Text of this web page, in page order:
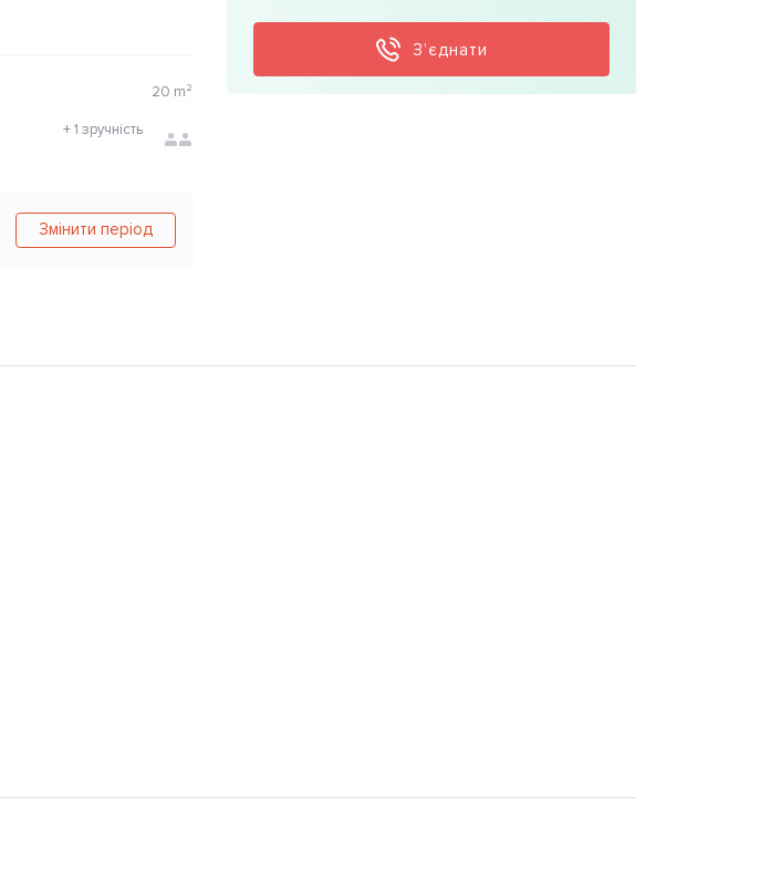
20 m²
+1 зручність
Змінити період
З’єднати